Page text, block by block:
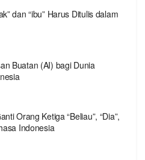
dan “ibu” Harus Ditulis dalam
Buatan (AI) bagi Dunia
Orang Ketiga “Beliau”, “Dia”,
Indonesia